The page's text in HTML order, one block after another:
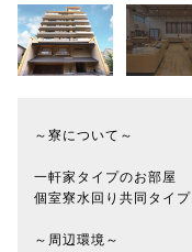
～寮について～
一軒家タイプのお部屋
個室寮水回り共同タイプ
～周辺環境～